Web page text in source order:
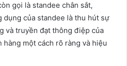
gọi là standee chân sắt,
dụng của standee là thu hút sự
và truyền đạt thông điệp của
một cách rõ ràng và hiệu